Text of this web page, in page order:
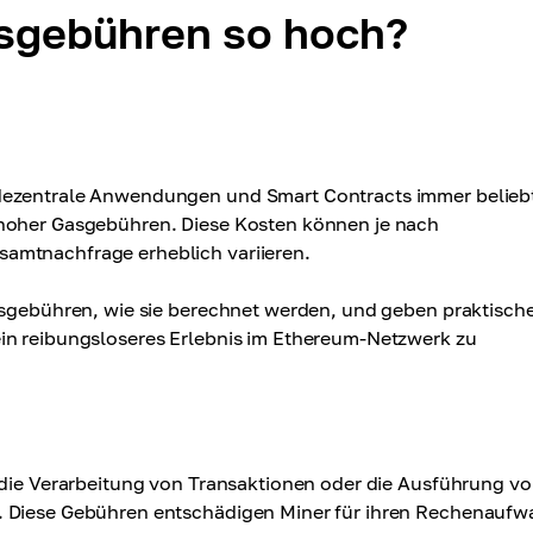
so hoch?
Anwendungen und Smart Contracts immer
Gasgebühren. Diese Kosten können je nach
erheblich variieren.
wie sie berechnet werden, und geben
reibungsloseres Erlebnis im Ethereum-Netzwerk zu
Verarbeitung von Transaktionen oder die Ausführung
Gebühren entschädigen Miner für ihren